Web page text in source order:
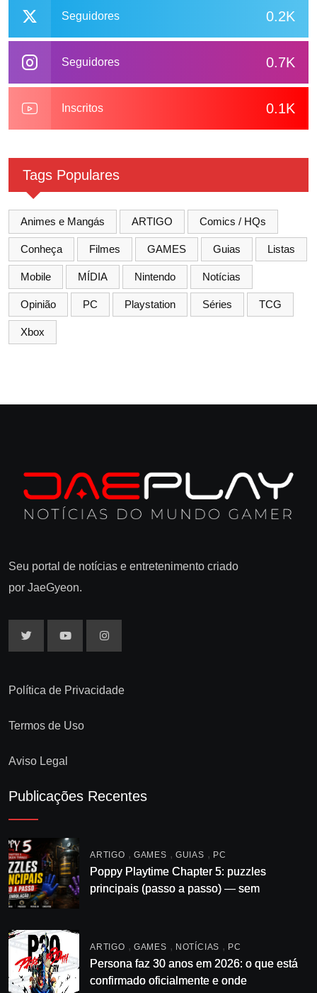
0.2K
Seguidores
0.7K
Seguidores
0.1K
Inscritos
Tags Populares
Animes e Mangás ARTIGO Comics / HQs
Conheça Filmes GAMES Guias Listas
Mobile MÍDIA Nintendo Notícias
Opinião PC Playstation Séries TCG
Xbox
Seu portal de notícias e entretenimento criado
por JaeGyeon.
Política de Privacidade
Termos de Uso
Aviso Legal
Publicações Recentes
ARTIGO , GAMES , GUIAS , PC
Poppy Playtime Chapter 5: puzzles
principais (passo a passo) — sem
ARTIGO , GAMES , NOTÍCIAS , PC
Persona faz 30 anos em 2026: o que está
confirmado oficialmente e onde